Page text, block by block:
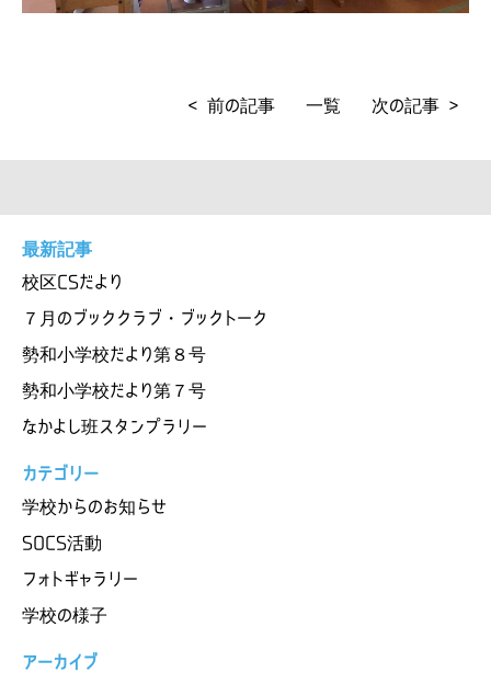
< 前の記事 一覧 次の記事 >
最新記事
校区CSだより
７月のブッククラブ・ブックトーク
勢和小学校だより第８号
勢和小学校だより第７号
なかよし班スタンプラリー
カテゴリー
学校からのお知らせ
SOCS活動
フォトギャラリー
学校の様子
アーカイブ